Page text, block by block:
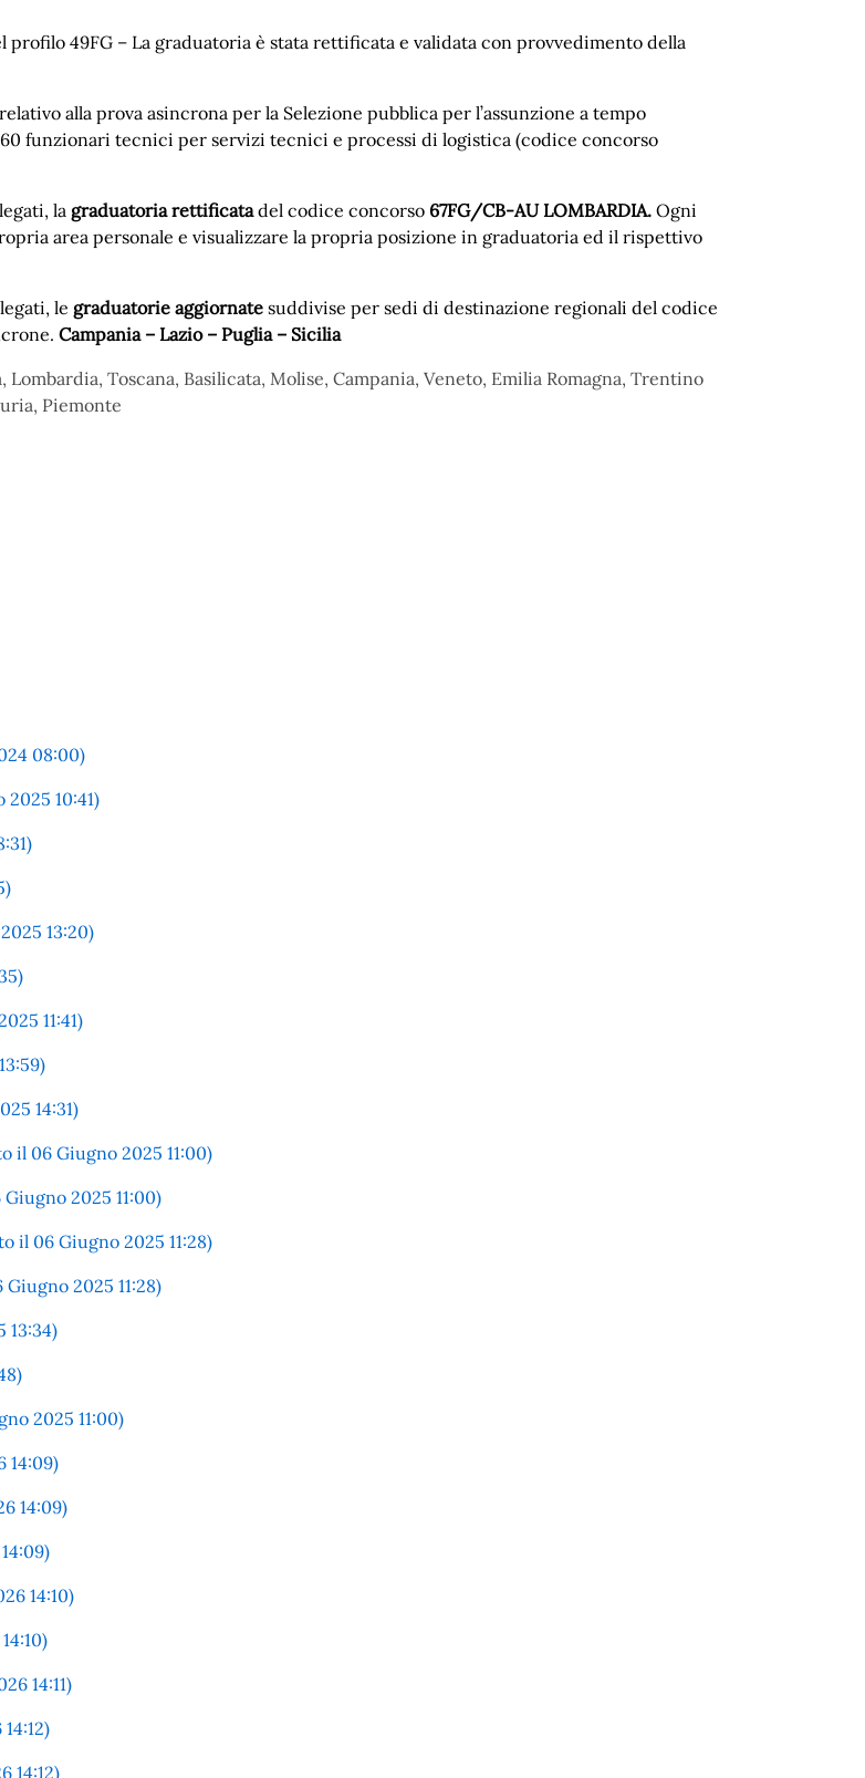
profilo 49FG – La graduatoria è stata rettificata e validata con provvedimento della
alla prova asincrona per la Selezione pubblica per l’assunzione a tempo
funzionari tecnici per servizi tecnici e processi di logistica (codice concorso
la graduatoria rettificatadel codice concorso 67FG/CB-AU LOMBARDIA. Ogni
area personale e visualizzare la propria posizione in graduatoria ed il rispettivo
le graduatorie aggiornate suddivise per sedi di destinazione regionali del codice
Campania – Lazio – Puglia – Sicilia
Lombardia, Toscana, Basilicata, Molise, Campania, Veneto, Emilia Romagna, Trentino
Piemonte
08:00)
10:41)
13:20)
11:41)
14:31)
il 06 Giugno 2025 11:00)
2025 11:00)
il 06 Giugno 2025 11:28)
2025 11:28)
13:34)
2025 11:00)
14:09)
14:09)
14:10)
14:11)
14:12)